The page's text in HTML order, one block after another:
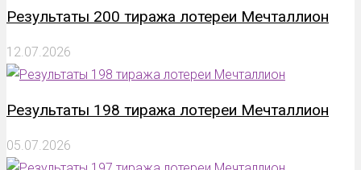
Результаты 200 тиража лотереи Мечталлион
12.07.2026
Результаты 198 тиража лотереи Мечталлион
05.07.2026